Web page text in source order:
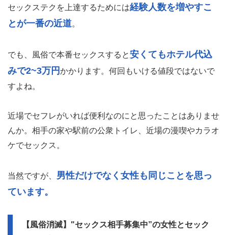
セックステクを上達するためには経験人数を増やすこ
とが一番の近道。
でも、風俗で本番セックスすると安くてもホテル代込
みで2~3万円かかります。何回もいける値段ではないで
すよね。
近場でセフレがいれば便利なのにと思ったことはありませ
んか。相手の家や駅前の公衆トイレ、近場の漫喫やカラオ
ケでセックス。
当然ですが、 男性だけでなく女性も同じことを思っ
ています。
【風俗消滅】"セックス相手募集中”の女性とセック